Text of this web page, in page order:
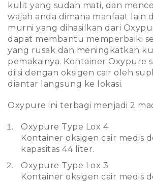
kulit yang sudah mati, dan
wajah anda dimana manfaat lain
murni yang dihasilkan dari
dapat membantu memperbaiki
yang rusak dan meningkatkan
pemakainya. Kontainer Oxypure
diisi dengan oksigen cair oleh
diantar langsung ke lokasi.
Oxypure ini terbagi menjadi 2
Oxypure Type Lox 4
Kontainer oksigen cair medis
kapasitas 44 liter.
Oxypure Type Lox 3
Kontainer oksigen cair medis